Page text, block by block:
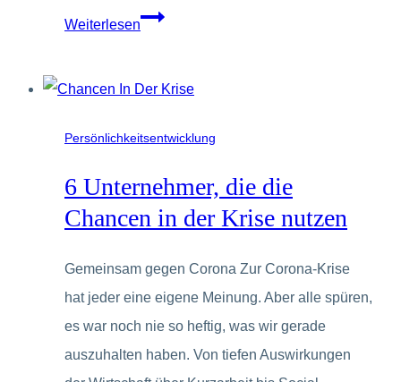
WeiterlesenDie
Persönlichkeitsentwicklung
6 Unternehmer, die die
Chancen in der Krise nutzen
Gemeinsam gegen Corona Zur Corona-Krise
hat jeder eine eigene Meinung. Aber alle spüren,
es war noch nie so heftig, was wir gerade
auszuhalten haben. Von tiefen Auswirkungen